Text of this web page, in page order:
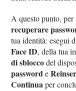
A questo punto,
recuperare
tua identità: esegui
Face ID, della tua
di sbloccodel
passworde
Continuaper